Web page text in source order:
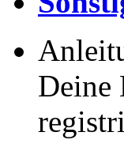
Deine